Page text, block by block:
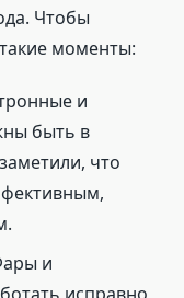
Чтобы
моменты:
и
быть в
что
и